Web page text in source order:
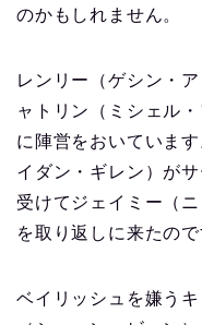
のかもしれません。
レンリー（ゲシン・
ャトリン（ミシェル
に陣営をおいていま
イダン・ギレン）が
受けてジェイミー（
を取り返しに来たので
ベイリッシュを嫌う